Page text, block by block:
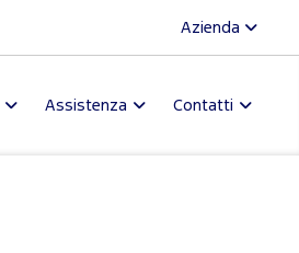
Azienda
Assistenza Contatti